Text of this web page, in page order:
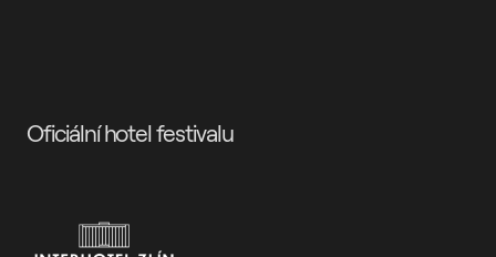
Oficiální hotel festivalu